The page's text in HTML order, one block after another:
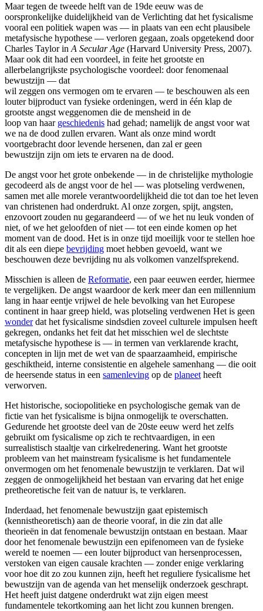
Maar tegen de tweede helft van de 19de eeuw was de
oorspronkelijke duidelijkheid van de Verlichting dat het fysicalisme
vooral een politiek wapen was — in plaats van een echt plausibele
metafysische hypothese — verloren gegaan, zoals opgetekend door
Charles Taylor in A Secular Age (Harvard University Press, 2007).
Maar ook dit had een voordeel, in feite het grootste en
allerbelangrijkste psychologische voordeel: door fenomenaal
bewustzijn — dat
wil zeggen ons vermogen om te ervaren — te beschouwen als een
louter bijproduct van fysieke ordeningen, werd in één klap de
grootste angst weggenomen die de mensheid in de
loop van haar geschiedenis had gehad; namelijk de angst voor wat
we na de dood zullen ervaren. Want als onze mind wordt
voortgebracht door levende hersenen, dan zal er geen
bewustzijn zijn om iets te ervaren na de dood.
De angst voor het grote onbekende — in de christelijke mythologie
gecodeerd als de angst voor de hel — was plotseling verdwenen,
samen met alle morele verantwoordelijkheid die tot dan toe het leven
van christenen had onderdrukt. Al onze zorgen, spijt, angsten,
enzovoort zouden nu gegarandeerd — of we het nu leuk vonden of
niet, of we het geloofden of niet — tot een einde komen op het
moment van de dood. Het is in onze tijd moeilijk voor te stellen hoe
dit als een diepe bevrijding moet hebben gevoeld, want we
beschouwen deze bevrijding nu als volkomen vanzelfsprekend.
Misschien is alleen de Reformatie, een paar eeuwen eerder, hiermee
te vergelijken. De angst waardoor de kerk meer dan een millennium
lang in haar eentje vrijwel de hele bevolking van het Europese
continent in haar greep hield, was plotseling verdwenen Het is geen
wonderdat het fysicalisme sindsdien zoveel culturele impulsen heeft
gekregen, ondanks het feit dat het misschien wel de slechtste
metafysische hypothese is — in termen van verklarende kracht,
concepten in lijn met de wet van de spaarzaamheid, empirische
geschiktheid, interne consistentie en algehele samenhang — die ooit
de heersende status in een samenleving op de planeet heeft
verworven.
Het historische, sociopolitieke en psychologische gemak van de
fictie van het fysicalisme is bijna onmogelijk te overschatten.
Gedurende het grootste deel van de 20ste eeuw werd het zelfs
gebruikt om fysicalisme op zich te rechtvaardigen, in een
surrealistisch staaltje van cirkelredenering. Want het grootste
probleem van het mainstream fysicalisme is het fundamentele
onvermogen om het fenomenale bewustzijn te verklaren. Dat wil
zeggen de onmogelijkheid het bestaan van ervaring dat het enige
pretheoretische feit van de natuur is, te verklaren.
Inderdaad, het fenomenale bewustzijn gaat epistemisch
(kennistheoretisch) aan de theorie vooraf, in die zin dat alle
theorieën in dat fenomenale bewustzijn ontstaan en bestaan. Maar
door het fenomenale bewustzijn een epifenomeen van de fysieke
wereld te noemen — een louter bijproduct van hersenprocessen,
verstoken van eigen causale krachten — zonder enige verklaring
voor hoe dit zo zou kunnen zijn, heeft het reguliere fysicalisme het
bewustzijn van de agenda van het menselijk onderzoek geschrapt.
Het heeft juist datgene onderdrukt wat zijn eigen meest
fundamentele tekortkoming aan het licht zou kunnen brengen.